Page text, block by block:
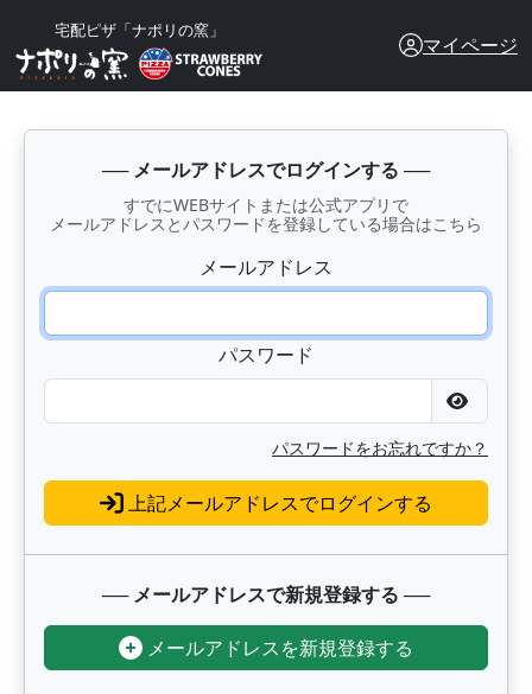
宅配ピザ「ナポリの窯」
マイページ
──メールアドレスでログインする ──
すでにWEBサイトまたは公式アプリで
メールアドレスとパスワードを登録している場合はこちら
メールアドレス
パスワード
パスワードをお忘れですか？
上記メールアドレスでログインする
──メールアドレスで新規登録する ──
メールアドレスを新規登録する